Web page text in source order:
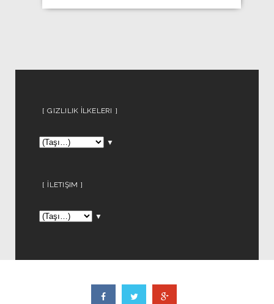
GIZLILIK İLKELERI
▼
İLETIŞIM
▼